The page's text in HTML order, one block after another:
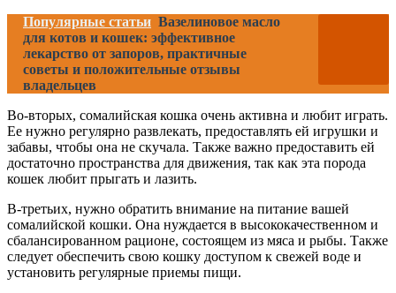
Популярные статьи Вазелиновое масло
для котов и кошек: эффективное
лекарство от запоров, практичные
советы и положительные отзывы
владельцев
Во-вторых, сомалийская кошка очень активна и любит играть.
Ее нужно регулярно развлекать, предоставлять ей игрушки и
забавы, чтобы она не скучала. Также важно предоставить ей
достаточно пространства для движения, так как эта порода
кошек любит прыгать и лазить.
В-третьих, нужно обратить внимание на питание вашей
сомалийской кошки. Она нуждается в высококачественном и
сбалансированном рационе, состоящем из мяса и рыбы. Также
следует обеспечить свою кошку доступом к свежей воде и
установить регулярные приемы пищи.